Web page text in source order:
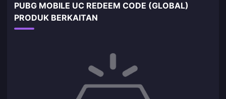
PUBG MOBILE UC REDEEM CODE (GLOBAL)
PRODUK BERKAITAN